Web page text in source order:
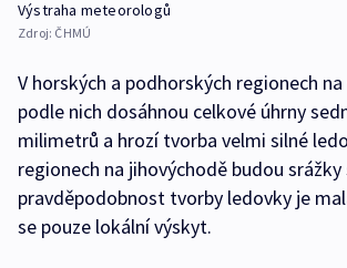
Výstraha meteorologů
Zdroj: ČHMÚ
V horských a podhorských regionech
podle nich dosáhnou celkové úhrny
milimetrů a hrozí tvorba velmi silné
regionech na jihovýchodě budou srážky
pravděpodobnost tvorby ledovky je
se pouze lokální výskyt.